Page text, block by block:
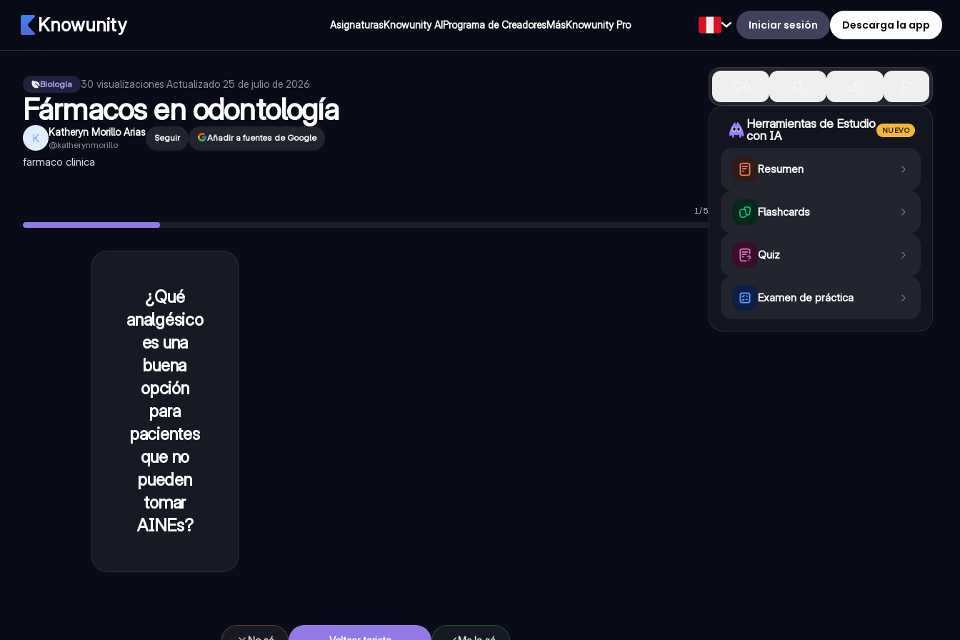
Knowunity AsignaturasKnowunity AIPrograma de CreadoresMásKnowunity Pro Iniciar sesión Descarga la app
Biología 30 visualizaciones·Actualizado 25 de julio de 2026
Fármacos en odontología
K Katheryn Morillo Arias
@katherynmorillo
Seguir Añadir a fuentes de Google
farmaco clinica
1/5
¿Qué
analgésico
es una
buena
opción
para
pacientes
que no
pueden
tomar
AINEs?
Paracetamol
(Acetaminofén).
Alivia el dolor y
fiebre, pero
tiene poco
efecto
antiinflamatorio.
Paracetamol (Acetaminofén). Alivia el dolor y reduce la fiebre, pero tiene poco efecto antiinflamatorio.
¿Qué analgésico opioide se usa para el dolor moderado a severo?
¿Qué antibiótico se usa en pacientes alérgicos a la penicilina?
Clindamicina. Es una lincosamida que inhibe la síntesis de proteínas bacterianas.
¿Cuándo es apropiado usar antibióticos en odontología?
Infecciones bacterianas agudas con signos sistémicos (fiebre, inflamación), celulitis, abscesos que no responden al drenaje,
Herramientas de Estudio
con IA
NUEVO
Resumen
Flashcards
Quiz
Examen de práctica